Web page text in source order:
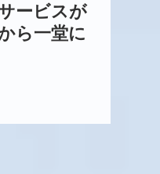
ービスが
ら一堂に